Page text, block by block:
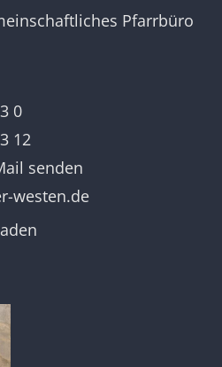
Pfarrbüro
0
12
senden
westen.de